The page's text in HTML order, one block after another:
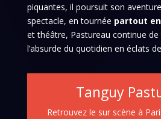
piquantes, il poursuit son
spectacle, en tournée partout
et théâtre, Pastureau continue
l’absurde du quotidien en éclats
Tanguy
Retrouvez le sur scène à